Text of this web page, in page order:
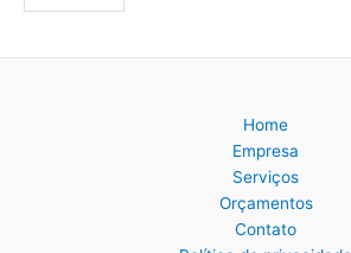
Home
Empresa
Serviços
Orçamentos
Contato